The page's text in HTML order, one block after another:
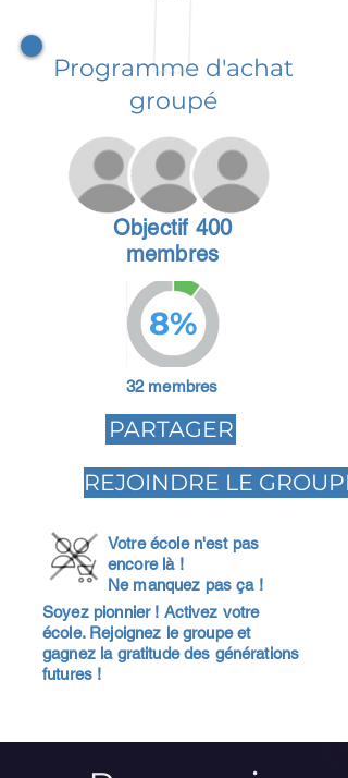
Programme d'achat
groupé
Objectif 400
membres
8%
32 membres
PARTAGER
REJOINDRE LE GROUPE
Votre école n'est pas
encore là !
Ne manquez pas ça !
Soyez pionnier ! Activez votre
école. Rejoignez le groupe et
gagnez la gratitude des générations
futures !